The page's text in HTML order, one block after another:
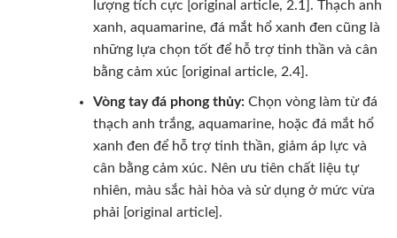
lượng tích cực [original article, 2.1]. Thạch anh
xanh, aquamarine, đá mắt hổ xanh đen cũng là
những lựa chọn tốt để hỗ trợ tinh thần và cân
bằng cảm xúc [original article, 2.4].
Vòng tay đá phong thủy:Chọn vòng làm từ đá
thạch anh trắng, aquamarine, hoặc đá mắt hổ
xanh đen để hỗ trợ tinh thần, giảm áp lực và
cân bằng cảm xúc. Nên ưu tiên chất liệu tự
nhiên, màu sắc hài hòa và sử dụng ở mức vừa
phải [original article].